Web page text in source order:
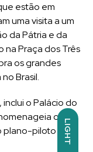
LIGHT
estão em
uma visita a um
da Pátria e da
na Praça dos Três
os grandes
Brasil.
o Palácio do
o
plano-piloto da